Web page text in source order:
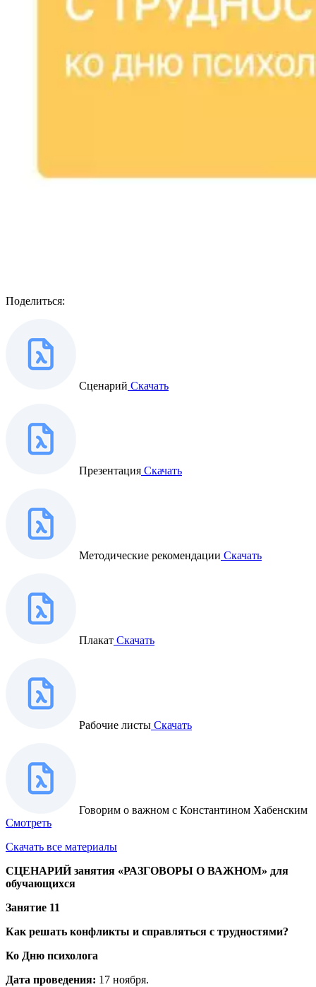
Поделиться:
Сценарий Скачать
Презентация Скачать
Методические рекомендации Скачать
Плакат Скачать
Рабочие листы Скачать
Говорим о важном с Константином Хабенским
Смотреть
Скачать все материалы
СЦЕНАРИЙзанятия «РАЗГОВОРЫ О ВАЖНОМ» для
обучающихся
Занятие 11
Как решать конфликты и справляться с трудностями?
Ко Дню психолога
Дата проведения: 17 ноября.